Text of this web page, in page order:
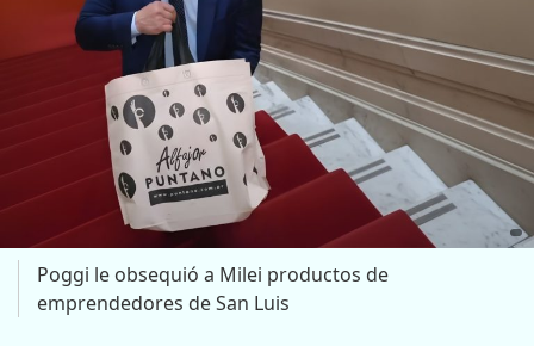
Poggi le obsequió a Milei productos de
emprendedores de San Luis